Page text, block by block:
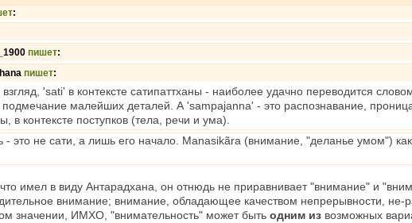
:
пишет:
пишет:
'sati' в контексте сатипаттханы - наиболее удачно переводится
малейших деталей. А 'sampajanna' - это распознавание,
в контексте поступков (тела, речи и ума).
- это не сати, а лишь его начало. Manasikãra (внимание, "деланье умом")
имел в виду Антарадхана, он отнюдь не приравнивает "внимание" и
внимание; внимание, обладающее качеством непрерывности, не-
значении, ИМХО, "внимательность" может быть одним из возможных